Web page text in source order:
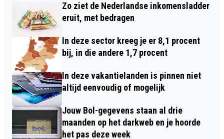
Zo ziet de Nederlandse inkomensladder
eruit, met bedragen
In deze sector kreeg je er 8,1 procent
bij, in die andere 1,7 procent
In deze vakantielanden is pinnen niet
altijd eenvoudig of mogelijk
Jouw Bol-gegevens staan al drie
maanden op het darkweb en je hoorde
het pas deze week